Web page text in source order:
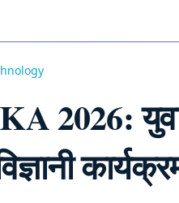
2026: युवा